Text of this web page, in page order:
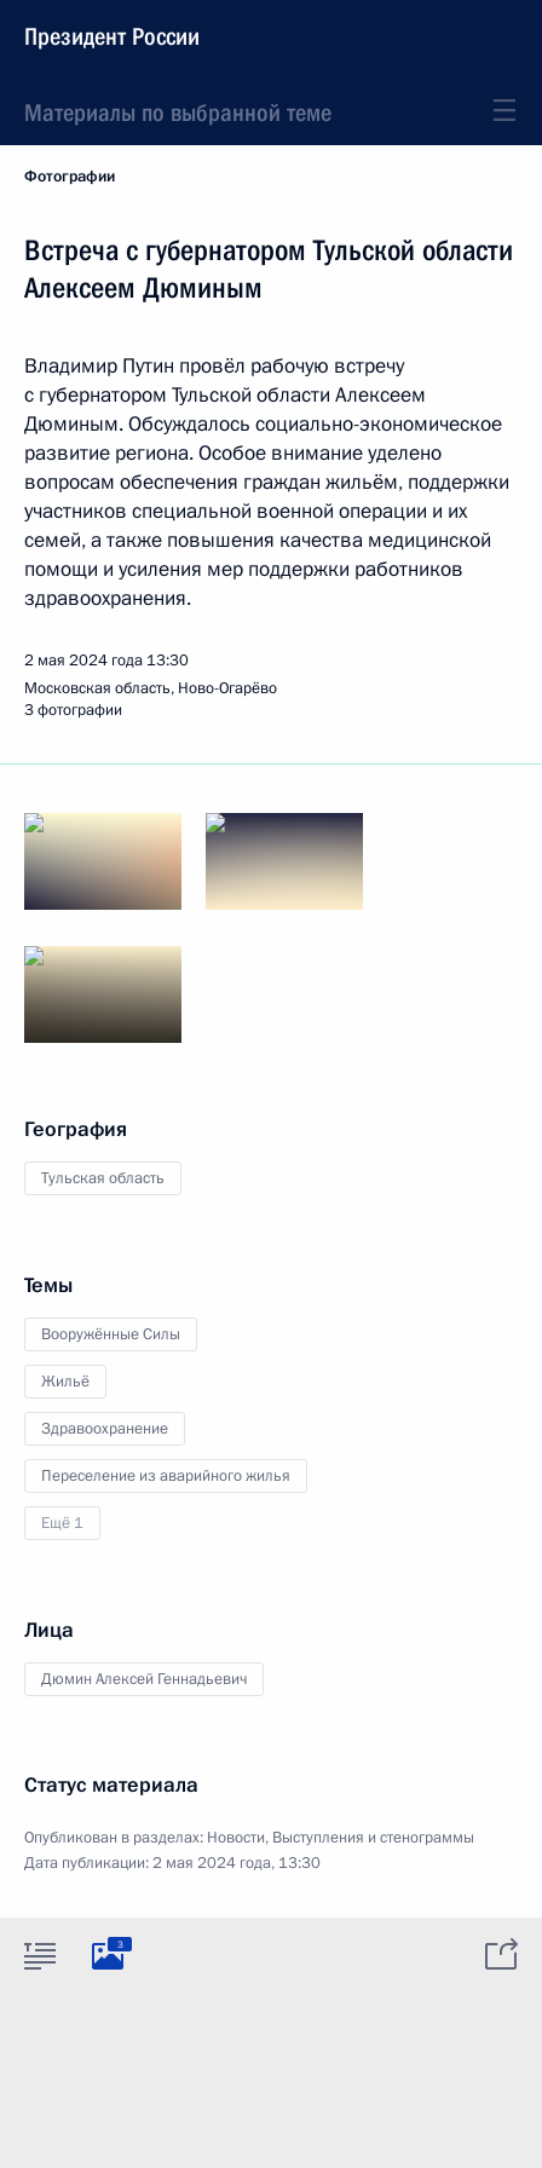
Президент России
Материалы по выбранной теме
Фотографии
Встреча с губернатором Тульской области
Алексеем Дюминым
Владимир Путин провёл рабочую встречу
с губернатором Тульской области Алексеем
Дюминым. Обсуждалось социально-экономическое
развитие региона. Особое внимание уделено
вопросам обеспечения граждан жильём, поддержки
участников специальной военной операции и их
семей, а также повышения качества медицинской
помощи и усиления мер поддержки работников
здравоохранения.
2 мая 2024 года 13:30
Московская область, Ново-Огарёво
3 фотографии
География
Тульская область
Темы
Вооружённые Силы
Жильё
Здравоохранение
Переселение из аварийного жилья
Ещё 1
Лица
Дюмин Алексей Геннадьевич
Статус материала
Опубликован в разделах: Новости, Выступления и стенограммы
Дата публикации:2 мая 2024 года, 13:30
3